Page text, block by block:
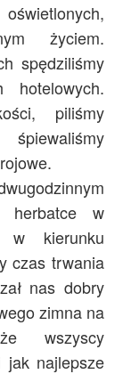
życiem.
spędziliśmy
hotelowych.
piliśmy
herbatce w
w kierunku
czas trwania
nas dobry
zimna na
wszyscy
jak najlepsze